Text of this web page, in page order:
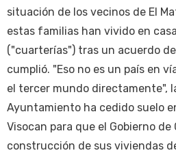
situación de los vecinos de El
estas familias han vivido en
("cuarterías") tras un acuerdo
cumplió. "Eso no es un país en
el tercer mundo directamente",
Ayuntamiento ha cedido suelo
Visocan para que el Gobierno
construcción de sus viviendas